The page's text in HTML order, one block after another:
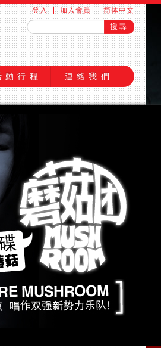
简体中文
加入會員
登入
動行程 連絡我們